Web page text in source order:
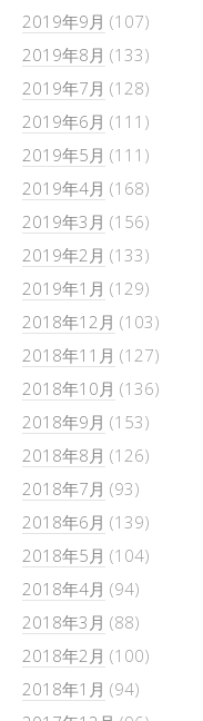
2019年9月 (107)
2019年8月 (133)
2019年7月 (128)
2019年6月 (111)
2019年5月 (111)
2019年4月 (168)
2019年3月 (156)
2019年2月 (133)
2019年1月 (129)
2018年12月 (103)
2018年11月 (127)
2018年10月 (136)
2018年9月 (153)
2018年8月 (126)
2018年7月 (93)
2018年6月 (139)
2018年5月 (104)
2018年4月 (94)
2018年3月 (88)
2018年2月 (100)
2018年1月 (94)